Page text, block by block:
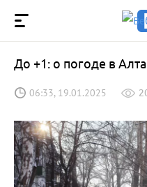
До +1: о погоде в
06:33, 19.01.2025